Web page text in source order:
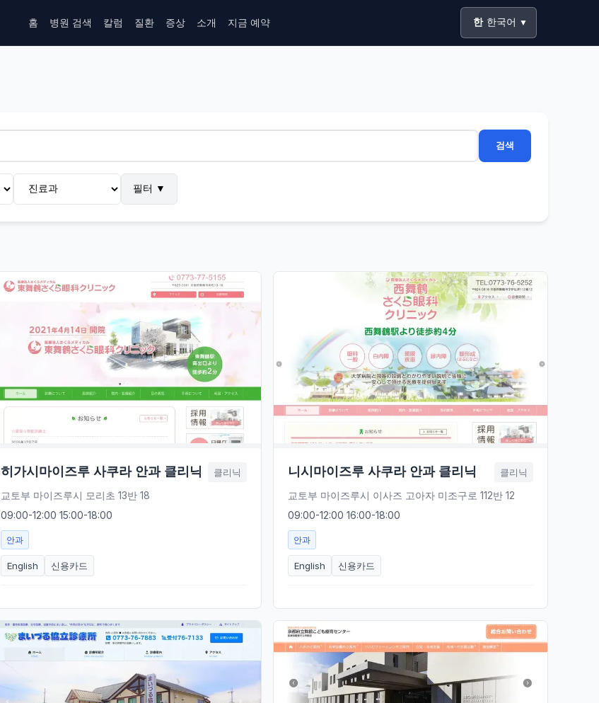
홈 병원 검색 칼럼 질환 증상 소개 지금 예약 한 한국어 ▼
검색
필터 ▼
히가시마이즈루 사쿠라 안과 클리닉 클리닉
교토부 마이즈루시 모리초 13반 18
09:00-12:00 15:00-18:00
안과
English 신용카드
니시마이즈루 사쿠라 안과 클리닉 클리닉
교토부 마이즈루시 이사즈 고아자 미조구로 112반 12
09:00-12:00 16:00-18:00
안과
English 신용카드